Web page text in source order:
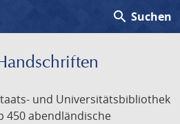
search Suchen
und Universitätsbibliothek
450 abendländische